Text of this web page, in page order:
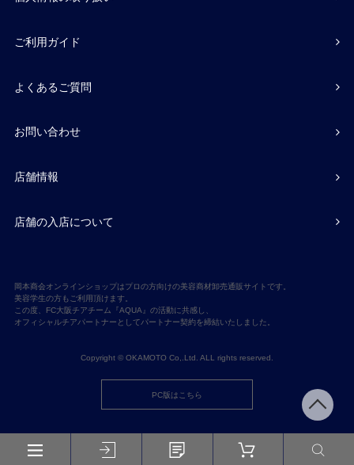
ご利用ガイド
よくあるご質問
お問い合わせ
店舗情報
店舗の入店について
岡本商会オンラインショップはプロの方向けの美容商材卸売通販サイトです。
美容学生の方もご利用頂けます。
この度、FC大阪チアチーム『AQUA』の活動に共感し、
オフィシャルチアパートナーとしてパートナー契約を締結いたしました。
Copyright © OKAMOTO Co,.Ltd. ALL rights reserved.
PC版はこちら